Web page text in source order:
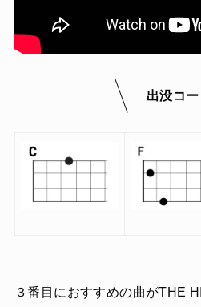
出没コー
３番目におすすめの曲がTHE